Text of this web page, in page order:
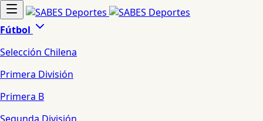
Fútbol
Selección Chilena
Primera División
Primera B